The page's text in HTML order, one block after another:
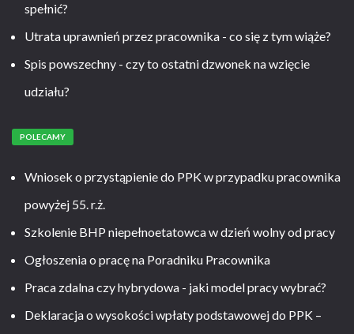
spełnić?
Utrata uprawnień przez pracownika - co się z tym wiąże?
Spis powszechny - czy to ostatni dzwonek na wzięcie
udziału?
POLECAMY
Wniosek o przystąpienie do PPK w przypadku pracownika
powyżej 55. r.ż.
Szkolenie BHP niepełnoetatowca w dzień wolny od pracy
Ogłoszenia o pracę na Poradniku Pracownika
Praca zdalna czy hybrydowa - jaki model pracy wybrać?
Deklaracja o wysokości wpłaty podstawowej do PPK –